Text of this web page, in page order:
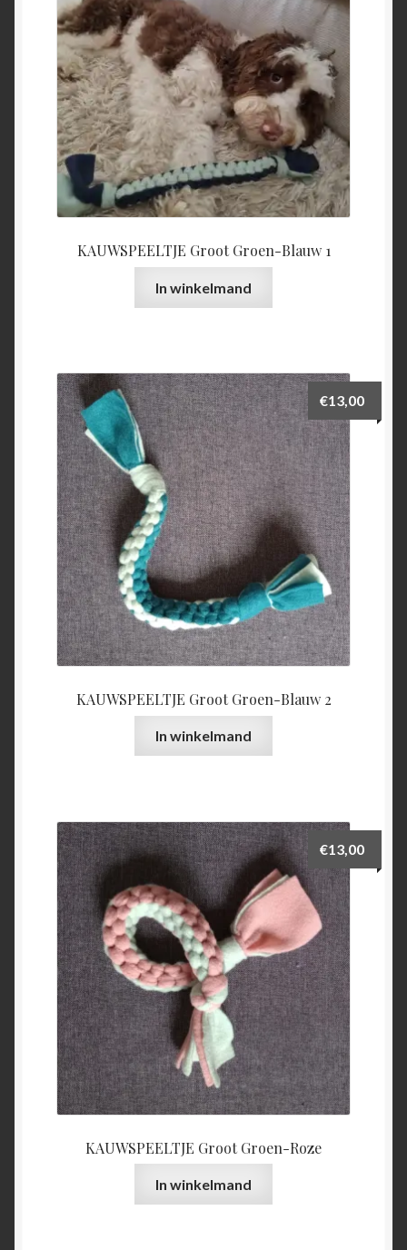
KAUWSPEELTJE Groot Groen-Blauw 1
In winkelmand
KAUWSPEELTJE Groot Groen-Blauw 2
€13,00
In winkelmand
KAUWSPEELTJE Groot Groen-Roze
€13,00
In winkelmand